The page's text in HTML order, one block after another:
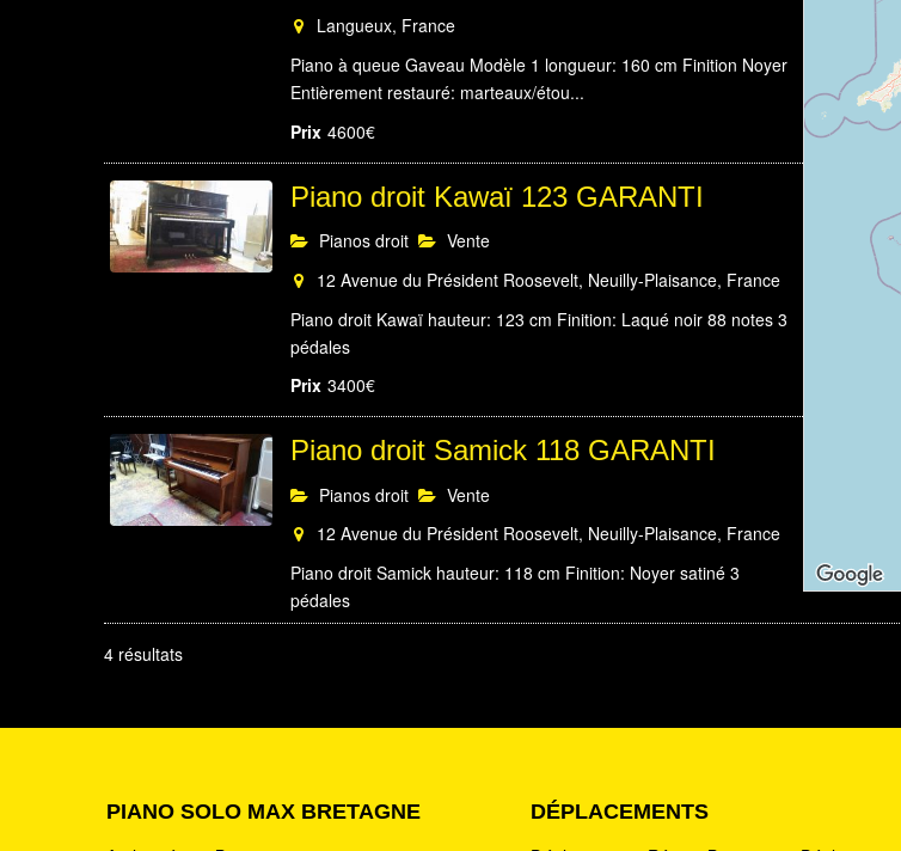
Langueux, France
Piano à queue Gaveau Modèle 1 longueur: 160 cm Finition Noyer
Entièrement restauré: marteaux/étou...
Prix 4600€
Piano droit Kawaï 123 GARANTI
Pianos droit
Vente
12 Avenue du Président Roosevelt, Neuilly-Plaisance, France
Piano droit Kawaï hauteur: 123 cm Finition: Laqué noir 88 notes 3
pédales
Prix 3400€
Piano droit Samick 118 GARANTI
Pianos droit
Vente
12 Avenue du Président Roosevelt, Neuilly-Plaisance, France
Piano droit Samick hauteur: 118 cm Finition: Noyer satiné 3
pédales
Piano droit Yamaha hauteur: 131 cm Finition Noyer 88 notes 3
4 résultats
PIANO SOLO MAX BRETAGNE
DÉPLACEMENTS